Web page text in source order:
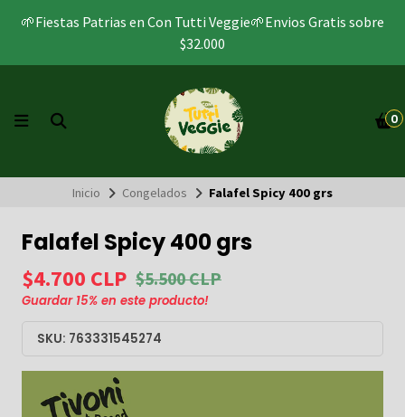
🌱Fiestas Patrias en Con Tutti Veggie🌱Envios Gratis sobre
$32.000
0
Inicio Congelados Falafel Spicy 400 grs
Falafel Spicy 400 grs
$4.700 CLP $5.500 CLP
Guardar 15% en este producto!
SKU: 763331545274